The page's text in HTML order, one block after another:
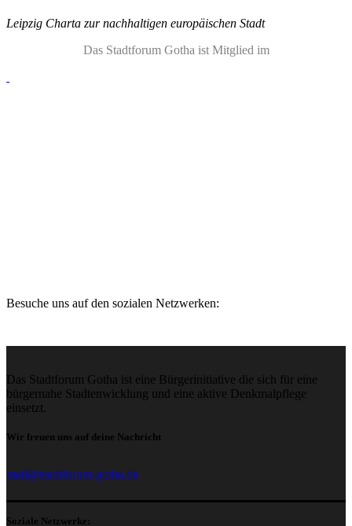
Leipzig Charta zur nachhaltigen europäischen Stadt
Das Stadtforum Gotha ist Mitglied im
Besuche uns auf den sozialen Netzwerken:
Das Stadtforum Gotha ist eine Bürgerinitiative die sich für eine
bürgernahe Stadtenwicklung und eine aktive Denkmalpflege
einsetzt.
Wir freuen uns auf deine Nachricht
mail@stadtforum-gotha.de
Soziale Netzwerke: